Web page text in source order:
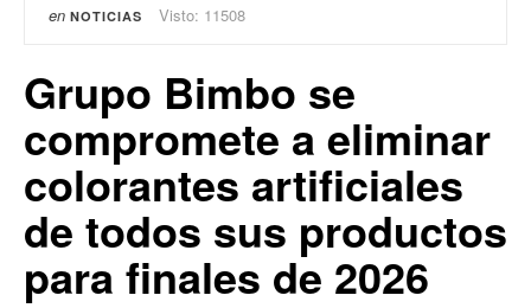
en NOTICIAS Visto: 11508
Grupo Bimbo se
compromete a eliminar
colorantes artificiales
de todos sus productos
para finales de 2026